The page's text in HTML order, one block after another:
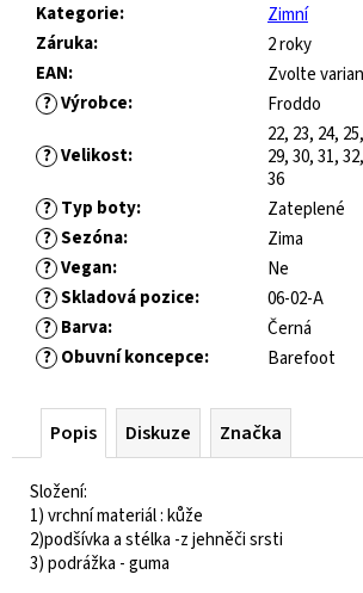
Kategorie:
Zimní
Záruka:
2 roky
EAN:
Zvolte
? Výrobce: Froddo
? Velikost:
22, 23, 24,
29, 30, 31,
36
? Typ boty:
Zateplené
? Sezóna:
Zima
? Vegan:
Ne
? Skladová pozice:
06-02-A
? Barva:
Černá
? Obuvní koncepce: Barefoot
Popis Diskuze Značka
Složení:
1) vrchní materiál : kůže
2)podšívka a stélka -z jehněči srsti
3) podrážka - guma
FRODDO
KOMPROMIS
KE
FLASH
BLUE
445
Kč
Původně:
490
Kč